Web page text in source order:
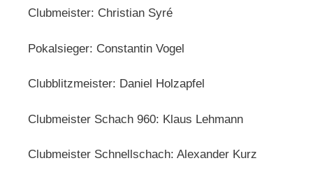
Clubmeister: Christian Syré
Pokalsieger: Constantin Vogel
Clubblitzmeister: Daniel Holzapfel
Clubmeister Schach 960: Klaus Lehmann
Clubmeister Schnellschach: Alexander Kurz